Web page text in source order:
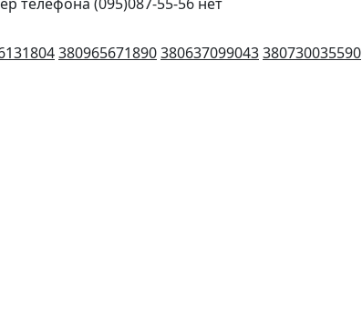
380965671890380637099043380730035590